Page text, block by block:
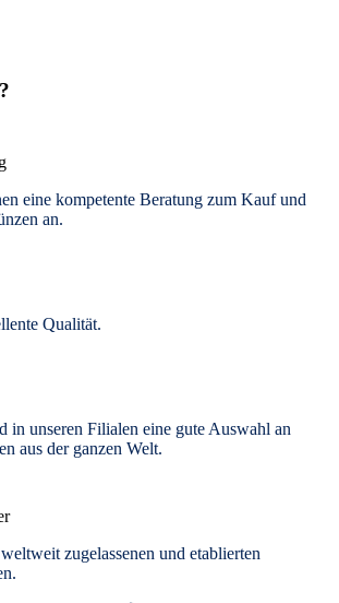
eine kompetente Beratung zum Kauf und
an.
Qualität.
in unseren Filialen eine gute Auswahl an
aus der ganzen Welt.
zugelassenen und etablierten